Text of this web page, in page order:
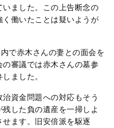
ました。この上告断念の
働いたことは疑いようが
で赤木さんの妻との面会を
審議では赤木さんの墓参
ました。
治資金問題への対応もそう
した負の遺産を一掃しよ
ます。旧安倍派を駆逐